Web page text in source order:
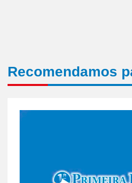
Recomendamos